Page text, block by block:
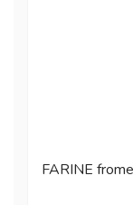
FARINE